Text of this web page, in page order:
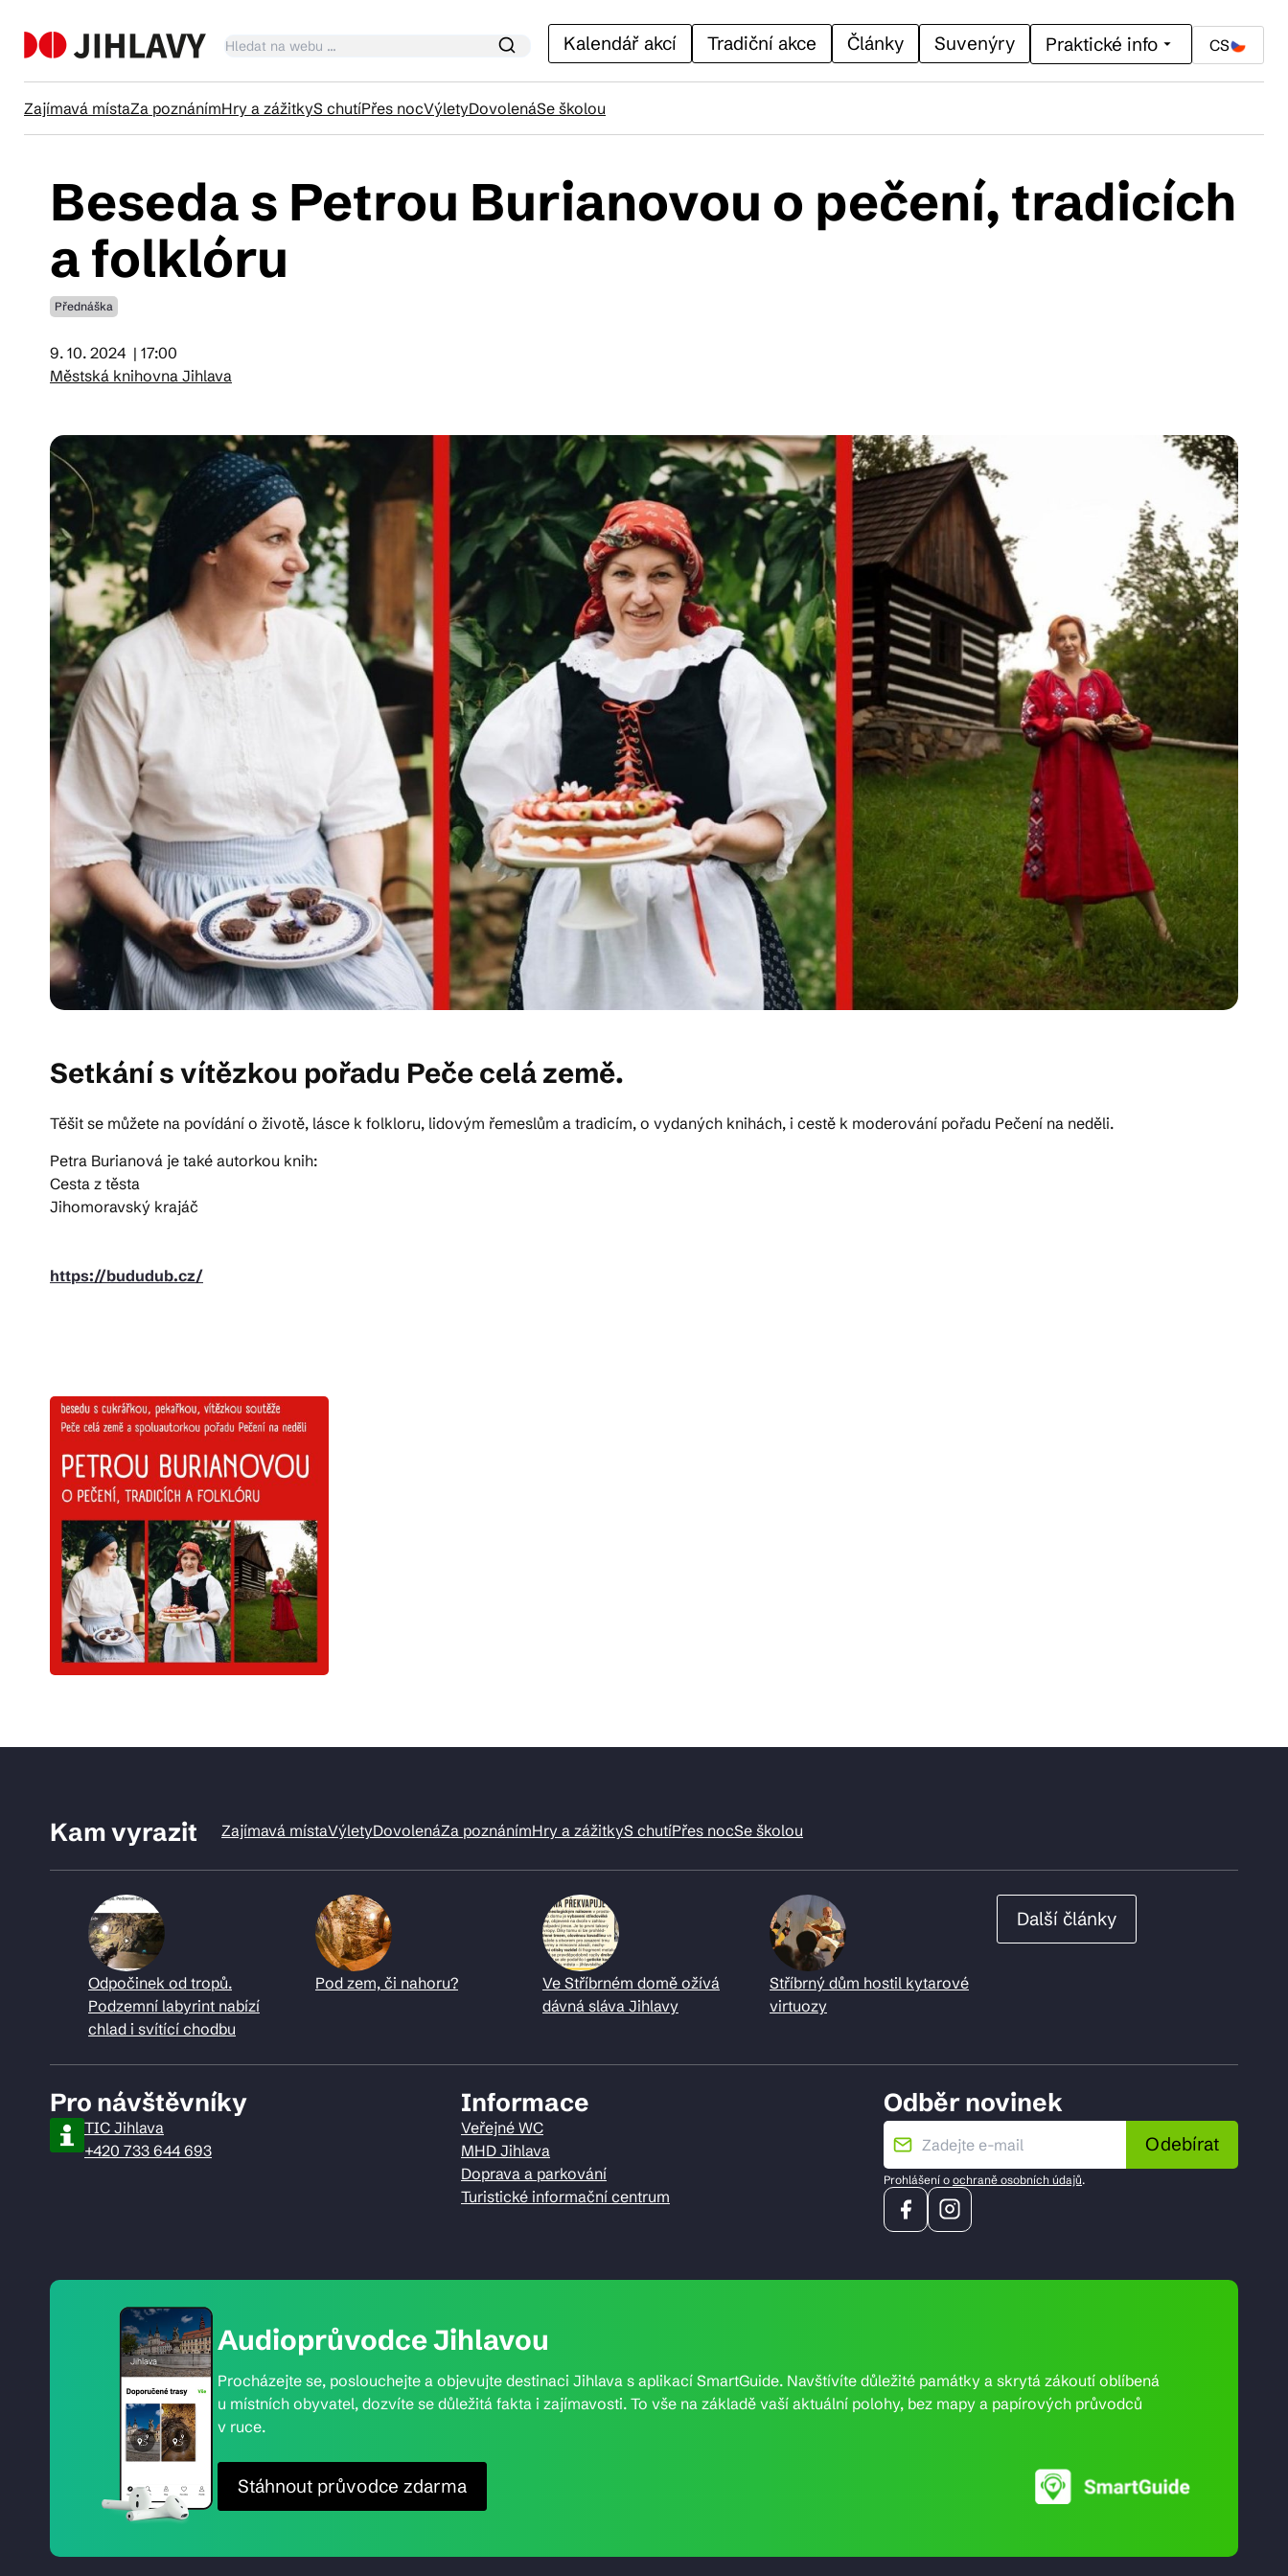
Kalendář akcí Tradiční akce Články Suvenýry Praktické info CS
Zajímavá místaZa poznánímHry a zážitkyS chutíPřes nocVýletyDovolenáSe školou
Kalendář akcí
Praktické info
Kam vyrazit
CS EN DE
© 2026 Brána Jihlavy
Beseda s Petrou Burianovou o pečení, tradicích
a folklóru
Přednáška
9. 10. 2024 | 17:00
Městská knihovna Jihlava
Setkání s vítězkou pořadu Peče celá země.
Těšit se můžete na povídání o životě, lásce k folkloru, lidovým řemeslům a tradicím, o vydaných knihách, i cestě k moderování pořadu Pečení na neděli.
Petra Burianová je také autorkou knih:
Cesta z těsta
Jihomoravský krajáč
https://bududub.cz/
Kam vyrazit Zajímavá místaVýletyDovolenáZa poznánímHry a zážitkyS chutíPřes nocSe školou
Odpočinek od tropů.
Podzemní labyrint nabízí
chlad i svítící chodbu
Pod zem, či nahoru?
Ve Stříbrném domě ožívá
dávná sláva Jihlavy
Stříbrný dům hostil kytarové
virtuozy
Další články
Pro návštěvníky
TIC Jihlava
+420 733 644 693
Informace
Veřejné WC
MHD Jihlava
Doprava a parkování
Turistické informační centrum
Odběr novinek
Odebírat
Prohlášení o ochraně osobních údajů.
Audioprůvodce Jihlavou
Procházejte se, poslouchejte a objevujte destinaci Jihlava s aplikací SmartGuide. Navštívíte důležité památky a skrytá zákoutí oblíbená
u místních obyvatel, dozvíte se důležitá fakta i zajímavosti. To vše na základě vaší aktuální polohy, bez mapy a papírových průvodců
v ruce.
Stáhnout průvodce zdarma